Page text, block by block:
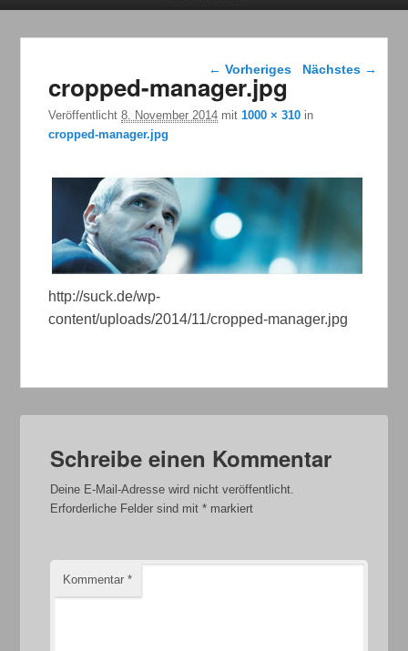
Bilder-Navigation
← Vorheriges Nächstes →
cropped-manager.jpg
Veröffentlicht8. November 2014 mit1000 × 310 in
cropped-manager.jpg
http://suck.de/wp-
content/uploads/2014/11/cropped-manager.jpg
Schreibe einen Kommentar
Deine E-Mail-Adresse wird nicht veröffentlicht.
Erforderliche Felder sind mit* markiert
Kommentar*